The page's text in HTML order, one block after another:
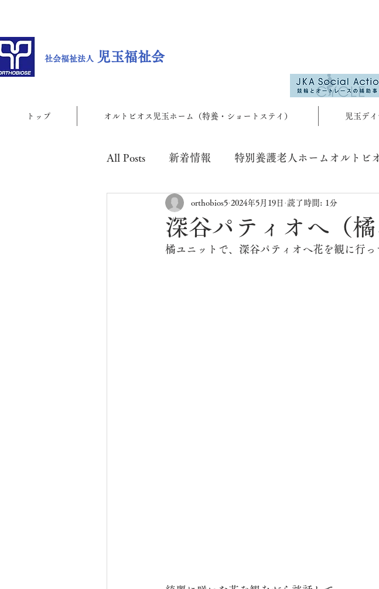
社会福祉法人 児玉福祉会
トップ オルトビオス児玉ホーム（特養・ショートステイ） 児玉デ
All Posts 新着情報 特別養護老人ホームオルトビ
児玉地域包括支援センター
深谷パティオへ（橘
orthobios5 2024年5月19日 読了時間: 1分
橘ユニットで、深谷パティオへ花を観に行っ